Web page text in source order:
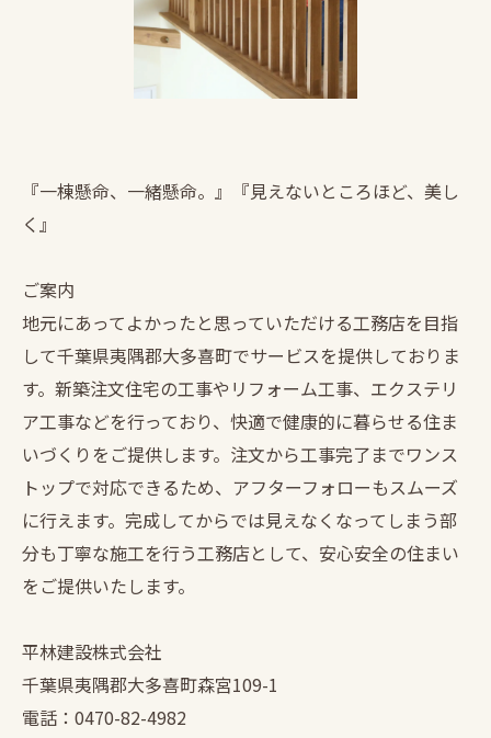
『一棟懸命、一緒懸命。』『見えないところほど、美し
く』
ご案内
地元にあってよかったと思っていただける工務店を目指
して千葉県夷隅郡大多喜町でサービスを提供しておりま
す。新築注文住宅の工事やリフォーム工事、エクステリ
ア工事などを行っており、快適で健康的に暮らせる住ま
いづくりをご提供します。注文から工事完了までワンス
トップで対応できるため、アフターフォローもスムーズ
に行えます。完成してからでは見えなくなってしまう部
分も丁寧な施工を行う工務店として、安心安全の住まい
をご提供いたします。
平林建設株式会社
千葉県夷隅郡大多喜町森宮109-1
電話：0470-82-4982